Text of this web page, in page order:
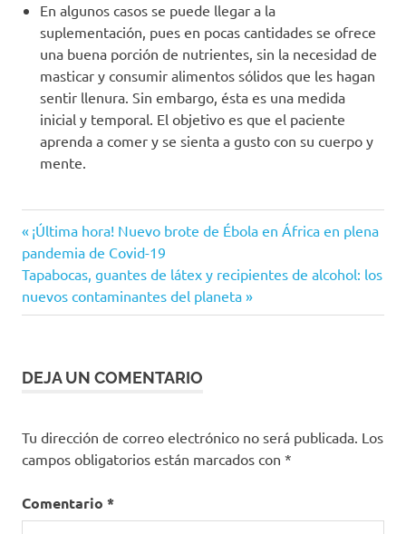
En algunos casos se puede llegar a la
suplementación, pues en pocas cantidades se ofrece
una buena porción de nutrientes, sin la necesidad de
masticar y consumir alimentos sólidos que les hagan
sentir llenura. Sin embargo, ésta es una medida
inicial y temporal. El objetivo es que el paciente
aprenda a comer y se sienta a gusto con su cuerpo y
mente.
Adolescentes
mujeres
Navegación
de
entradas
Entrada
anterior:
¡Última hora! Nuevo brote de Ébola en África en plena
pandemia de Covid-19
Siguiente
entrada:
Tapabocas, guantes de látex y recipientes de alcohol: los
nuevos contaminantes del planeta
DEJA UN COMENTARIO
Tu dirección de correo electrónico no será publicada. Los
campos obligatorios están marcados con *
Comentario *